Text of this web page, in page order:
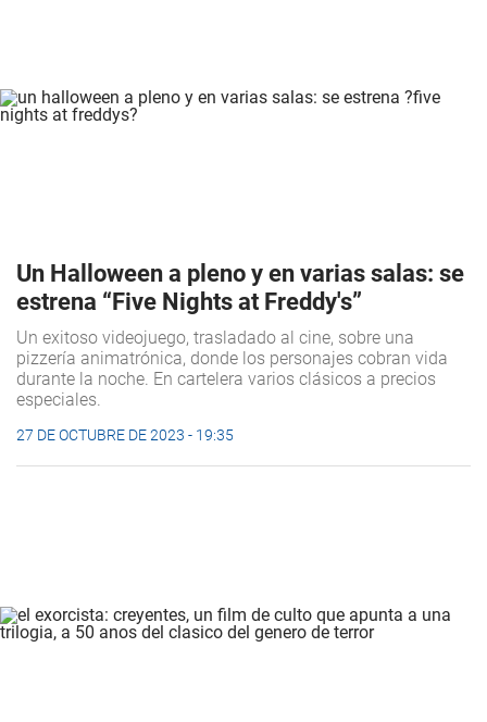
Un Halloween a pleno y en varias salas: se
estrena “Five Nights at Freddy's”
Un exitoso videojuego, trasladado al cine, sobre una
pizzería animatrónica, donde los personajes cobran vida
durante la noche. En cartelera varios clásicos a precios
especiales.
27 DE OCTUBRE DE 2023 - 19:35